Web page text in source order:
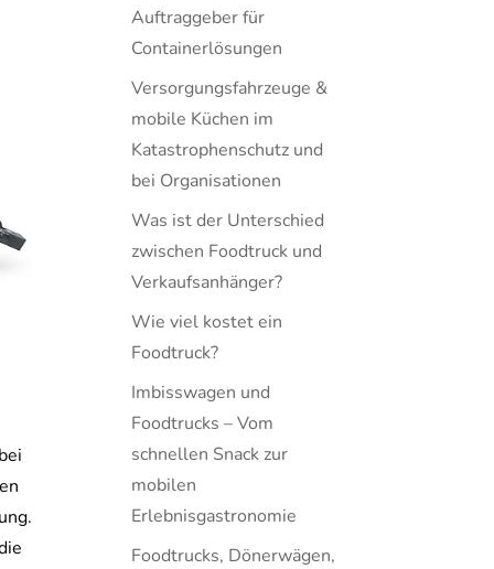
Auftraggeber für
Containerlösungen
Versorgungsfahrzeuge &
mobile Küchen im
Katastrophenschutz und
bei Organisationen
Was ist der Unterschied
zwischen Foodtruck und
Verkaufsanhänger?
Wie viel kostet ein
Foodtruck?
Imbisswagen und
Foodtrucks – Vom
schnellen Snack zur
mobilen
Erlebnisgastronomie
Foodtrucks, Dönerwägen,